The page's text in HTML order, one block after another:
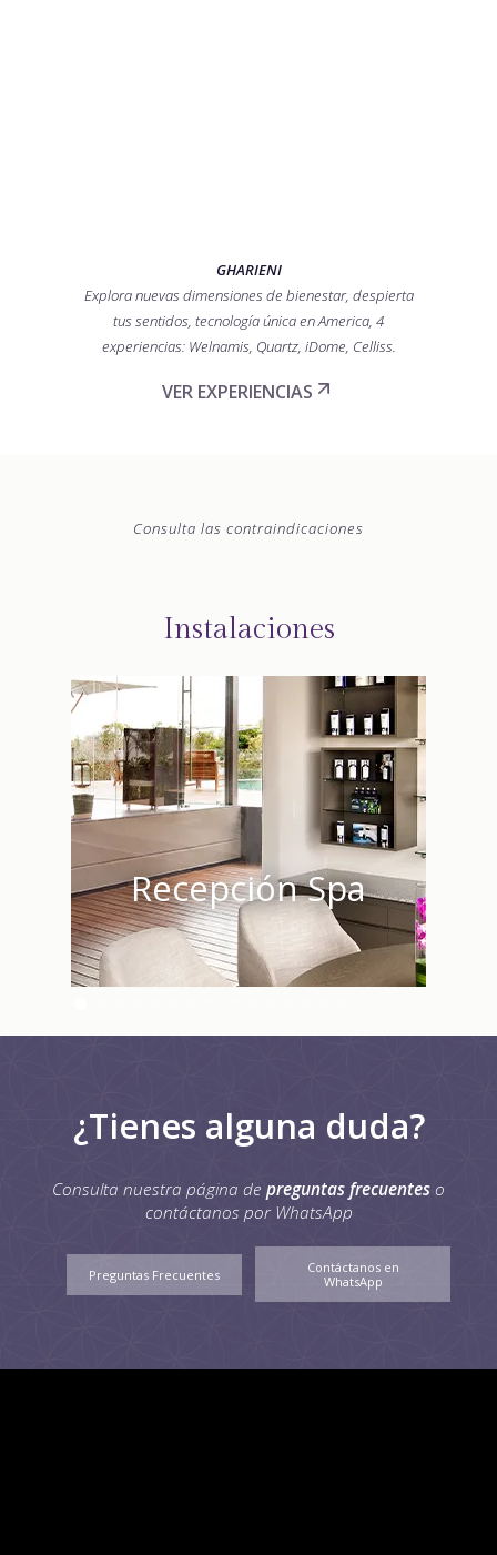
GHARIENI
Explora nuevas dimensiones de bienestar, despierta
tus sentidos, tecnología única en America, 4
experiencias: Welnamis, Quartz, iDome, Celliss.
VER EXPERIENCIAS
Consulta las contraindicaciones
Instalaciones
Recepción Spa
¿Tienes alguna duda?
Consulta nuestra página de preguntas frecuenteso
contáctanos por WhatsApp
Preguntas Frecuentes
Contáctanos en
WhatsApp